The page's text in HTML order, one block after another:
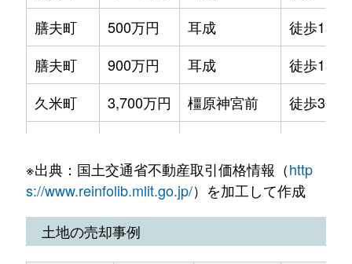
膳夫町
500万円 耳成
徒歩13分
膳夫町
900万円 耳成
徒歩13分
久米町
3,700万円 橿原神宮前
徒歩3分
久米町
850万円 橿原神宮前
徒歩3分
地黄町
1,200万円 大和八木
徒歩9分
上品寺町
2,000万円 大和八木
徒歩12分
※出典：国土交通省不動産取引価格情報（http
s://www.reinfolib.mlit.go.jp/）を加工して作成
土地の売却事例